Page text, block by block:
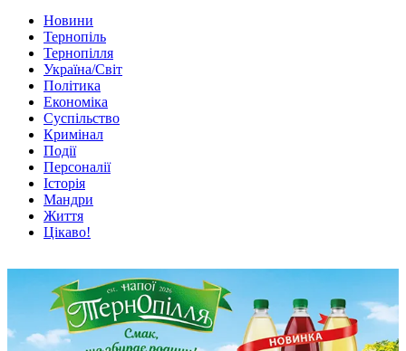
Новини
Тернопіль
Тернопілля
Україна/Світ
Політика
Економіка
Суспільство
Кримінал
Події
Персоналії
Історія
Мандри
Життя
Цікаво!